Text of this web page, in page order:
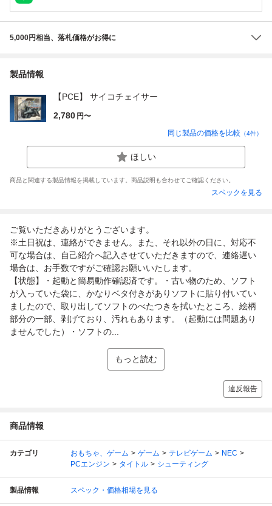
5,000円相当、落札価格がお得に
製品情報
【PCE】 サイコチェイサー
2,780 円〜
同じ製品の価格を比較 （4件）
ほしい
商品と関連する製品情報を掲載しています。商品説明も合わせてご確認ください。
スペックを見る
ご覧いただきありがとうございます。
※土日祝は、連絡ができません。また、それ以外の日に、対応不
可な場合は、自己紹介へ記入させていただきますので、連絡遅い
場合は、お手数ですがご確認お願いいたします。
【状態】・起動と簡易動作確認済です。・古い物のため、ソフト
が入っていた袋に、かなりベタ付きがありソフトに貼り付いてい
ましたので、取り出してソフトのべたつきを拭いたところ、絵柄
部分の一部、剥げており、汚れもあります。（起動には問題あり
ませんでした）・ソフトの...
もっと読む
違反報告
商品情報
カテゴリ おもちゃ、ゲーム ゲーム テレビゲーム
NEC
PCエンジン
タイトル シューティング
製品情報 スペック・価格相場を見る